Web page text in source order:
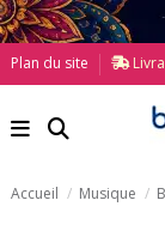
Plan du site
Accueil Musique